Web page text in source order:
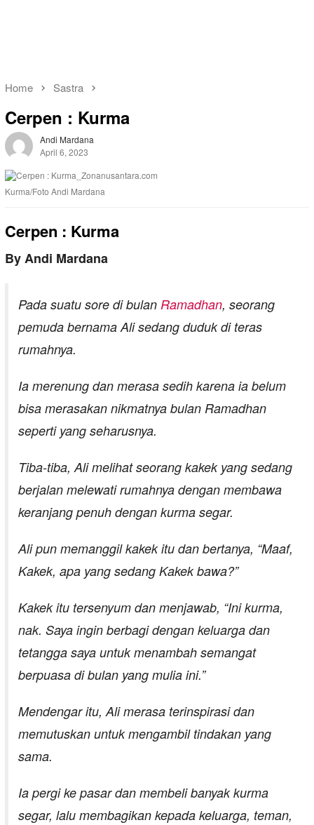
Home Sastra
Cerpen : Kurma
Andi Mardana
April 6, 2023
Kurma/Foto Andi Mardana
Cerpen : Kurma
By Andi Mardana
Pada suatu sore di bulan Ramadhan, seorang
pemuda bernama Ali sedang duduk di teras
rumahnya.
Ia merenung dan merasa sedih karena ia belum
bisa merasakan nikmatnya bulan Ramadhan
seperti yang seharusnya.
Tiba-tiba, Ali melihat seorang kakek yang sedang
berjalan melewati rumahnya dengan membawa
keranjang penuh dengan kurma segar.
Ali pun memanggil kakek itu dan bertanya, “Maaf,
Kakek, apa yang sedang Kakek bawa?”
Kakek itu tersenyum dan menjawab, “Ini kurma,
nak. Saya ingin berbagi dengan keluarga dan
tetangga saya untuk menambah semangat
berpuasa di bulan yang mulia ini.”
Mendengar itu, Ali merasa terinspirasi dan
memutuskan untuk mengambil tindakan yang
sama.
Ia pergi ke pasar dan membeli banyak kurma
segar, lalu membagikan kepada keluarga, teman,